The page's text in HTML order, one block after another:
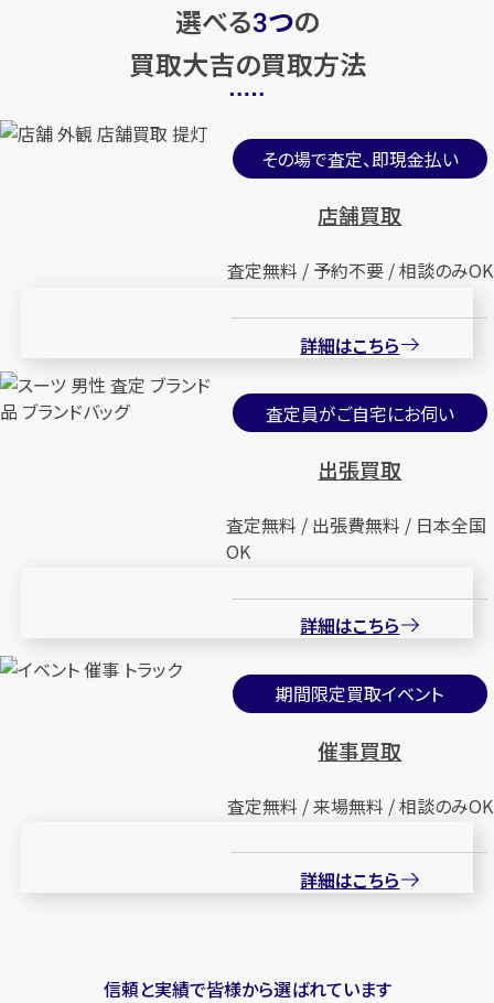
選べる3つの
買取大吉の買取方法
その場で査定、即現金払い
店舗買取
査定無料 / 予約不要 / 相談のみOK
詳細はこちら
査定員がご自宅にお伺い
出張買取
査定無料 / 出張費無料 / 日本全国
OK
詳細はこちら
期間限定買取イベント
催事買取
査定無料 / 来場無料 / 相談のみOK
詳細はこちら
信頼と実績で皆様から選ばれています